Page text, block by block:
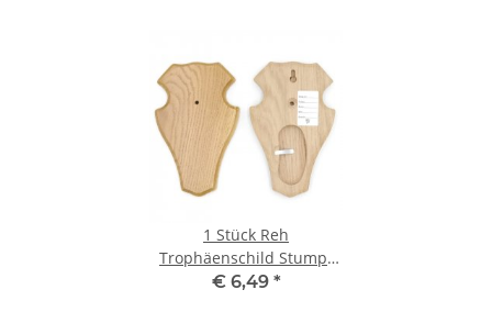
1 Stück Reh
Trophäenschild Stumpf
Eiche hell AF 18,5 x 11 cm
€ 6,49 *